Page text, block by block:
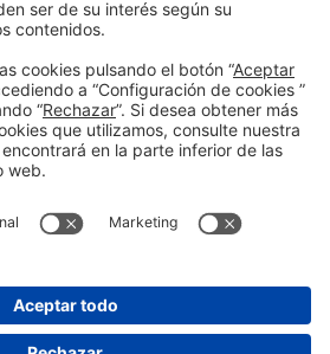
las redes sociales